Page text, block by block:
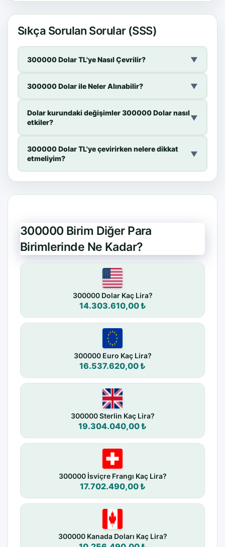
Sıkça Sorulan Sorular (SSS)
300000 Dolar TL'ye Nasıl Çevrilir? ▼
300000 Dolar ile Neler Alınabilir? ▼
Dolar kurundaki değişimler 300000 Dolar nasıl
etkiler?
▼
300000 Dolar TL'ye çevirirken nelere dikkat
etmeliyim?
▼
300000 Birim Diğer Para
Birimlerinde Ne Kadar?
300000 Dolar Kaç Lira?
14.303.610,00 ₺
300000 Euro Kaç Lira?
16.537.620,00 ₺
300000 Sterlin Kaç Lira?
19.304.040,00 ₺
300000 İsviçre Frangı Kaç Lira?
17.702.490,00 ₺
300000 Kanada Doları Kaç Lira?